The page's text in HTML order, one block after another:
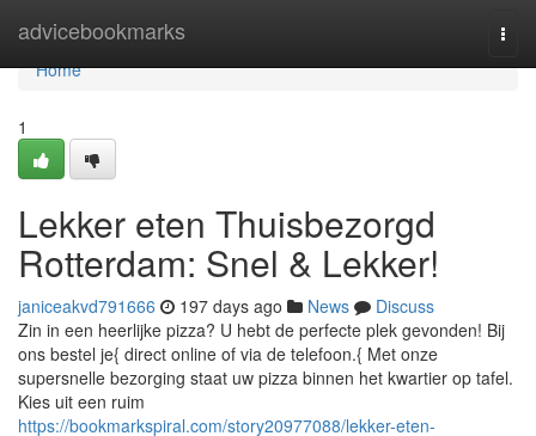
advicebookmarks
Home
Home
1
Lekker eten Thuisbezorgd
Rotterdam: Snel & Lekker!
janiceakvd791666 197 days ago News
Discuss
Zin in een heerlijke pizza? U hebt de perfecte plek gevonden! Bij
ons bestel je{ direct online of via de telefoon.{ Met onze
supersnelle bezorging staat uw pizza binnen het kwartier op tafel.
Kies uit een ruim
https://bookmarkspiral.com/story20977088/lekker-eten-